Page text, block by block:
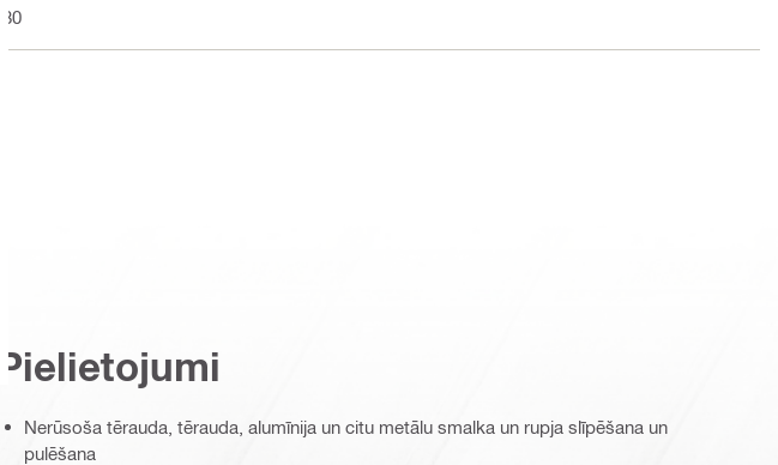
P80
Pielietojumi
Nerūsoša tērauda, tērauda, alumīnija un citu metālu smalka un rupja slīpēšana un
pulēšana